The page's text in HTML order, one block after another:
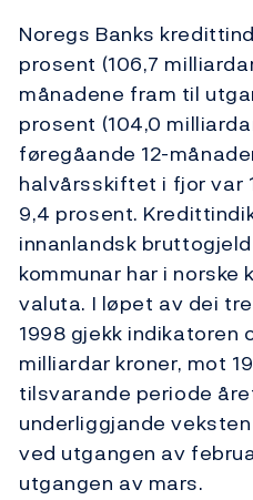
Noregs Banks
prosent (106,7
månadene fram til
prosent (104,0
føregåande 12-
halvårsskiftet i fjor var
9,4 prosent.
innanlandsk
kommunar har i norske
valuta. I løpet av dei
1998 gjekk indikatoren
milliardar kroner, mot
tilsvarande periode
underliggjande
ved utgangen av
utgangen av mars.